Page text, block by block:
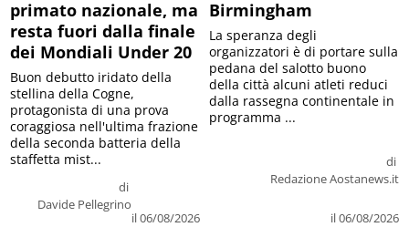
primato nazionale, ma
resta fuori dalla finale
dei Mondiali Under 20
di
Davide Pellegrino
il 06/08/2026
Buon debutto iridato della
stellina della Cogne,
protagonista di una prova
coraggiosa nell'ultima frazione
della seconda batteria della
staffetta mist...
Birmingham
di
Redazione Aostanews.it
il 06/08/2026
La speranza degli
organizzatori è di portare sulla
pedana del salotto buono
della città alcuni atleti reduci
dalla rassegna continentale in
programma ...